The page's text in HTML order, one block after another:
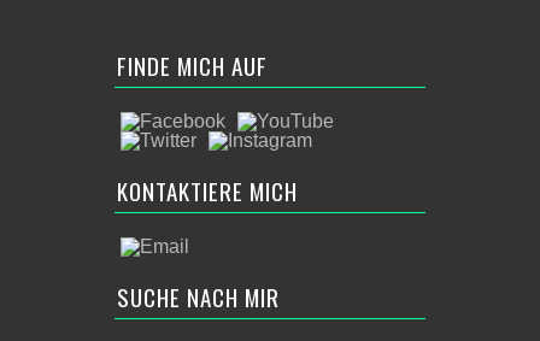
FINDE MICH AUF
KONTAKTIERE MICH
SUCHE NACH MIR